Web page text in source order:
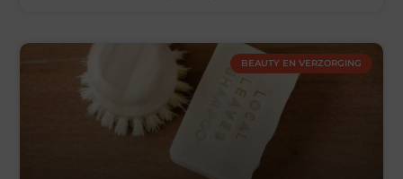
BEAUTY EN VERZORGING